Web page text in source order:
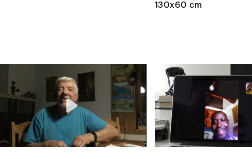
130x60 cm